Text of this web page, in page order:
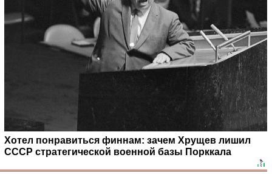
Хотел понравиться финнам: зачем Хрущев лишил
СССР стратегической военной базы Порккала